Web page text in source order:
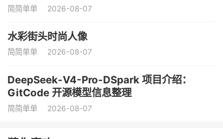
简简单单 2026-08-07
水彩街头时尚人像
简简单单 2026-08-07
DeepSeek-V4-Pro-DSpark 项目介绍：
GitCode 开源模型信息整理
简简单单 2026-08-07